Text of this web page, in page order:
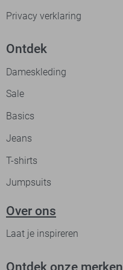
Privacy verklaring
Ontdek
Dameskleding
Sale
Basics
Jeans
T-shirts
Jumpsuits
Over ons
Laat je inspireren
Ontdek onze merken